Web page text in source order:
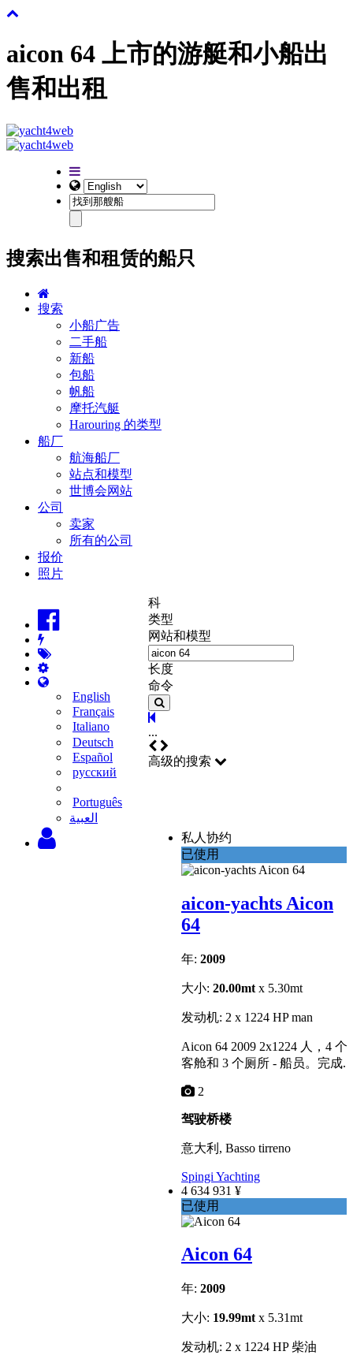
aicon 64 上市的游艇和小船出
售和出租
搜索出售和租赁的船只
搜索
小船广告
二手船
新船
包船
帆船
摩托汽艇
Harouring 的类型
船厂
航海船厂
站点和模型
世博会网站
公司
卖家
所有的公司
报价
照片
English
Français
Italiano
Deutsch
Español
русский
Português
‫العبية
科
类型
网站和模型
长度
命令
...
高级的搜索
私人协约
已使用
aicon-yachts Aicon
64
年: 2009
大小: 20.00mt x 5.30mt
发动机: 2 x 1224 HP man
Aicon 64 2009 2x1224 人，4 个
客舱和 3 个厕所 - 船员。完成.
2
驾驶桥楼
意大利, Basso tirreno
Spingi Yachting
4 634 931 ¥
已使用
Aicon 64
年: 2009
大小: 19.99mt x 5.31mt
发动机: 2 x 1224 HP 柴油